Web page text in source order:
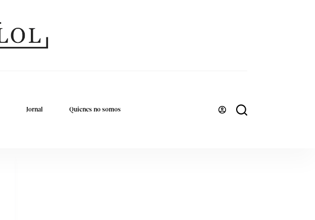
Jornal Quienes no somos